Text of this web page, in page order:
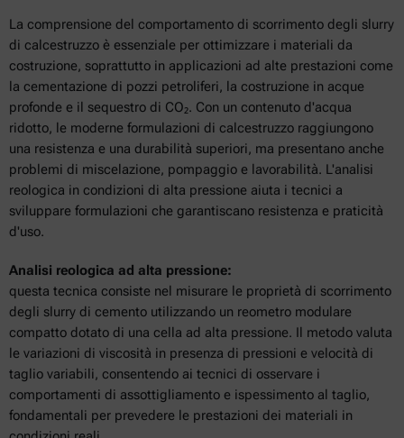
La comprensione del comportamento di scorrimento degli slurry
di calcestruzzo è essenziale per ottimizzare i materiali da
costruzione, soprattutto in applicazioni ad alte prestazioni come
la cementazione di pozzi petroliferi, la costruzione in acque
profonde e il sequestro di CO₂. Con un contenuto d'acqua
ridotto, le moderne formulazioni di calcestruzzo raggiungono
una resistenza e una durabilità superiori, ma presentano anche
problemi di miscelazione, pompaggio e lavorabilità. L'analisi
reologica in condizioni di alta pressione aiuta i tecnici a
sviluppare formulazioni che garantiscano resistenza e praticità
d'uso.
Analisi reologica ad alta pressione:
questa tecnica consiste nel misurare le proprietà di scorrimento
degli slurry di cemento utilizzando un reometro modulare
compatto dotato di una cella ad alta pressione. Il metodo valuta
le variazioni di viscosità in presenza di pressioni e velocità di
taglio variabili, consentendo ai tecnici di osservare i
comportamenti di assottigliamento e ispessimento al taglio,
fondamentali per prevedere le prestazioni dei materiali in